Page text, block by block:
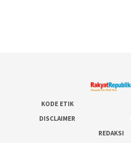
KODE ETIK
DISCLAIMER
REDAKSI